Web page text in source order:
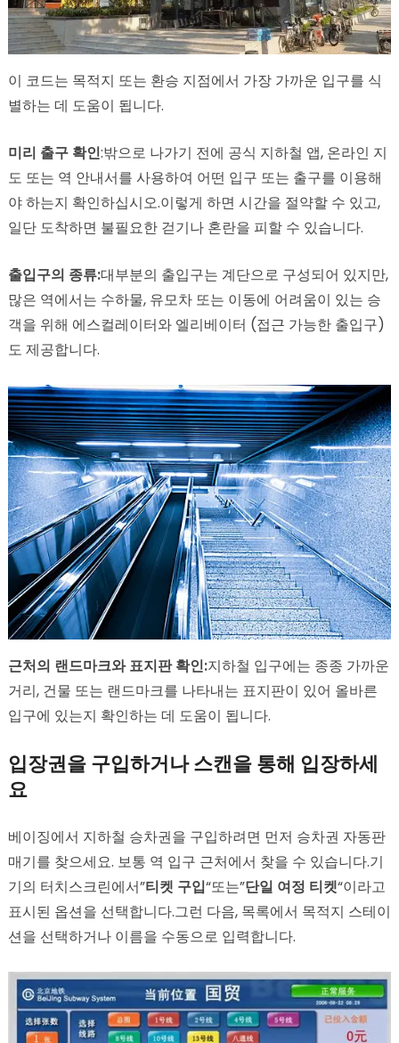
이 코드는 목적지 또는 환승 지점에서 가장 가까운 입구를 식
별하는 데 도움이 됩니다.
미리 출구 확인:밖으로 나가기 전에 공식 지하철 앱, 온라인 지
도 또는 역 안내서를 사용하여 어떤 입구 또는 출구를 이용해
야 하는지 확인하십시오.이렇게 하면 시간을 절약할 수 있고,
일단 도착하면 불필요한 걷기나 혼란을 피할 수 있습니다.
출입구의 종류:대부분의 출입구는 계단으로 구성되어 있지만,
많은 역에서는 수하물, 유모차 또는 이동에 어려움이 있는 승
객을 위해 에스컬레이터와 엘리베이터 (접근 가능한 출입구)
도 제공합니다.
근처의 랜드마크와 표지판 확인:지하철 입구에는 종종 가까운
거리, 건물 또는 랜드마크를 나타내는 표지판이 있어 올바른
입구에 있는지 확인하는 데 도움이 됩니다.
입장권을 구입하거나 스캔을 통해 입장하세
요
베이징에서 지하철 승차권을 구입하려면 먼저 승차권 자동판
매기를 찾으세요. 보통 역 입구 근처에서 찾을 수 있습니다.기
기의 터치스크린에서”티켓 구입“또는”단일 여정 티켓“이라고
표시된 옵션을 선택합니다.그런 다음, 목록에서 목적지 스테이
션을 선택하거나 이름을 수동으로 입력합니다.